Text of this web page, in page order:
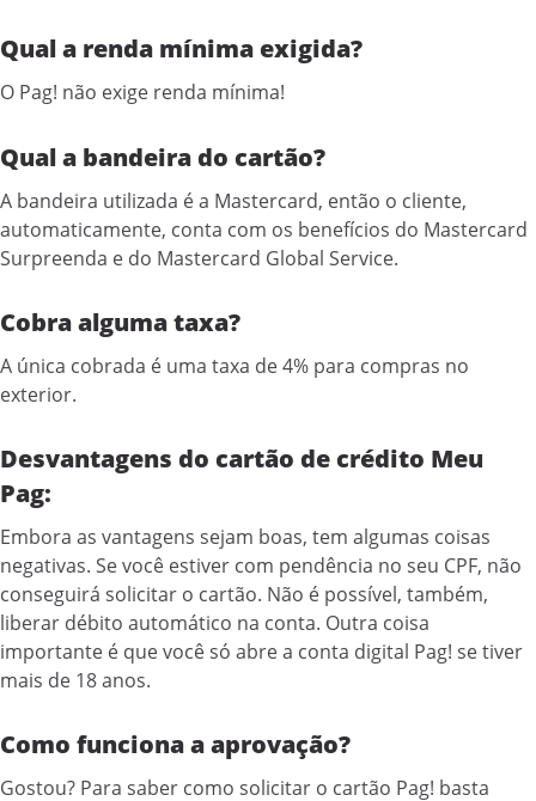
Qual a renda mínima exigida?
O Pag! não exige renda mínima!
Qual a bandeira do cartão?
A bandeira utilizada é a Mastercard, então o cliente,
automaticamente, conta com os benefícios do Mastercard
Surpreenda e do Mastercard Global Service.
Cobra alguma taxa?
A única cobrada é uma taxa de 4% para compras no
exterior.
Desvantagens do cartão de crédito Meu
Pag:
Embora as vantagens sejam boas, tem algumas coisas
negativas. Se você estiver com pendência no seu CPF, não
conseguirá solicitar o cartão. Não é possível, também,
liberar débito automático na conta. Outra coisa
importante é que você só abre a conta digital Pag! se tiver
mais de 18 anos.
Como funciona a aprovação?
Gostou? Para saber como solicitar o cartão Pag! basta